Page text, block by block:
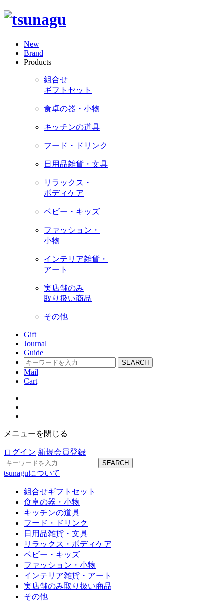
New
Brand
Products
組合せ
ギフトセット
食卓の器・小物
キッチンの道具
フード・ドリンク
日用品雑貨・文具
リラックス・
ボディケア
ベビー・キッズ
ファッション・
小物
インテリア雑貨・
アート
実店舗のみ
取り扱い商品
その他
Gift
Journal
Guide
SEARCH
Mail
Cart
メニューを閉じる
ログイン 新規会員登録
SEARCH
tsunaguについて
組合せギフトセット
食卓の器・小物
キッチンの道具
フード・ドリンク
日用品雑貨・文具
リラックス・ボディケア
ベビー・キッズ
ファッション・小物
インテリア雑貨・アート
実店舗のみ取り扱い商品
その他